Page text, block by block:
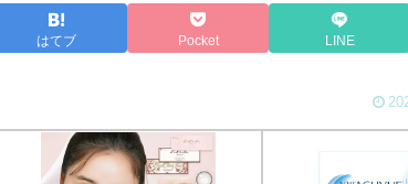
はてブ Pocket LINE